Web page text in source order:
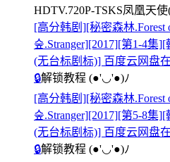
HDTV.720P-TSKS凤凰天
[高分韩剧][秘密森林.Forest
숲.Stranger][2017][第1-4集
(无台标剧标)] 百度云网盘
🔒解锁教程 (●'◡'●)ﾉ
[高分韩剧][秘密森林.Forest
숲.Stranger][2017][第5-8集
(无台标剧标)] 百度云网盘
🔒解锁教程 (●'◡'●)ﾉ